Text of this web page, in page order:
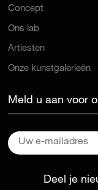
Concept
Ons lab
Artiesten
Onze kunstgalerieën
Meld u aan voor
Deel je